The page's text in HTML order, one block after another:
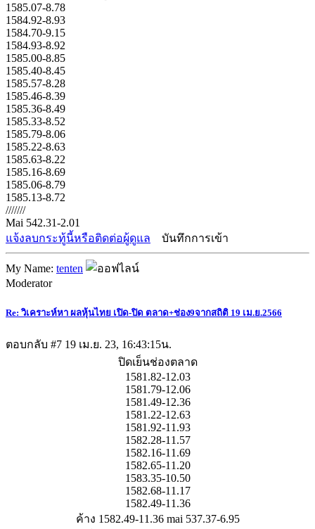
1585.07-8.78
1584.92-8.93
1584.70-9.15
1584.93-8.92
1585.00-8.85
1585.40-8.45
1585.57-8.28
1585.46-8.39
1585.36-8.49
1585.33-8.52
1585.79-8.06
1585.22-8.63
1585.63-8.22
1585.16-8.69
1585.06-8.79
1585.13-8.72
///////
Mai 542.31-2.01
แจ้งลบกระทู้นี้หรือติดต่อผู้ดูแล
บันทึกการเข้า
My Name: tenten
Moderator
Re: วิเคราะห์หา ผลหุ้นไทย เปิด-ปิด ตลาด+ช่อง9จากสถิติ 19 เม.ย.2566
ตอบกลับ #7 19 เม.ย. 23, 16:43:15น.
ปิดเย็นช่องตลาด
1581.82-12.03
1581.79-12.06
1581.49-12.36
1581.22-12.63
1581.92-11.93
1582.28-11.57
1582.16-11.69
1582.65-11.20
1583.35-10.50
1582.68-11.17
1582.49-11.36
ค้าง 1582.49-11.36 mai 537.37-6.95